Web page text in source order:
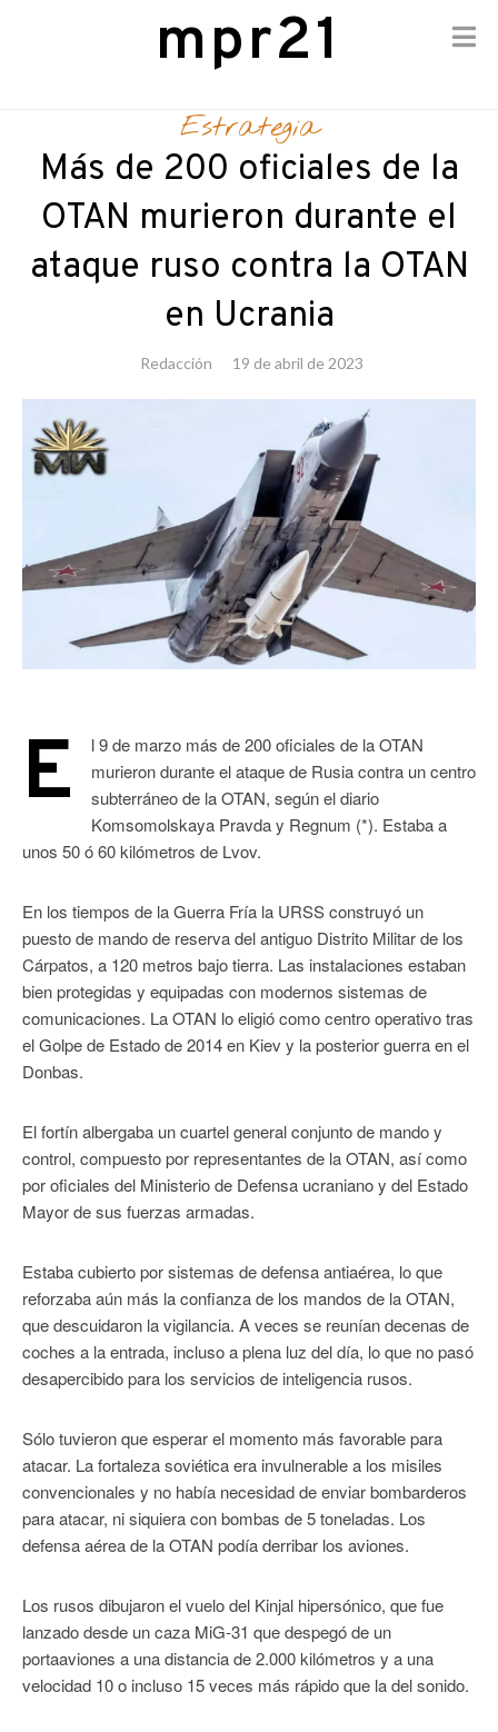
content
mpr21
Estrategia
Más de 200 oficiales de la
OTAN murieron durante el
ataque ruso contra la OTAN
en Ucrania
Redacción 19 de abril de 2023
E
l 9 de marzo más de 200 oficiales de la OTAN
murieron durante el ataque de Rusia contra un centro
subterráneo de la OTAN, según el diario
Komsomolskaya Pravda y Regnum (*). Estaba a
unos 50 ó 60 kilómetros de Lvov.
En los tiempos de la Guerra Fría la URSS construyó un
puesto de mando de reserva del antiguo Distrito Militar de los
Cárpatos, a 120 metros bajo tierra. Las instalaciones estaban
bien protegidas y equipadas con modernos sistemas de
comunicaciones. La OTAN lo eligió como centro operativo tras
el Golpe de Estado de 2014 en Kiev y la posterior guerra en el
Donbas.
El fortín albergaba un cuartel general conjunto de mando y
control, compuesto por representantes de la OTAN, así como
por oficiales del Ministerio de Defensa ucraniano y del Estado
Mayor de sus fuerzas armadas.
Estaba cubierto por sistemas de defensa antiaérea, lo que
reforzaba aún más la confianza de los mandos de la OTAN,
que descuidaron la vigilancia. A veces se reunían decenas de
coches a la entrada, incluso a plena luz del día, lo que no pasó
desapercibido para los servicios de inteligencia rusos.
Sólo tuvieron que esperar el momento más favorable para
atacar. La fortaleza soviética era invulnerable a los misiles
convencionales y no había necesidad de enviar bombarderos
para atacar, ni siquiera con bombas de 5 toneladas. Los
defensa aérea de la OTAN podía derribar los aviones.
Los rusos dibujaron el vuelo del Kinjal hipersónico, que fue
lanzado desde un caza MiG-31 que despegó de un
portaaviones a una distancia de 2.000 kilómetros y a una
velocidad 10 o incluso 15 veces más rápido que la del sonido.